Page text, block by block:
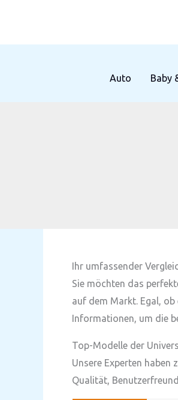
springen
Auto Baby
Ihr umfassender
Sie möchten das
auf dem Markt. Egal,
Informationen, um die
Top-Modelle der
Unsere Experten
Qualität,